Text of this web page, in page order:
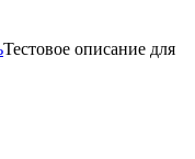
Тестовое описание для